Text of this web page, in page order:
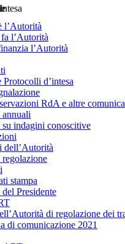
l’Autorità
l’Autorità
l’Autorità
d’intesa
RdA e altre
indagini conoscitive
dell’Autorità
stampa
Presidente
di regolazione dei
di comunicazione 2021